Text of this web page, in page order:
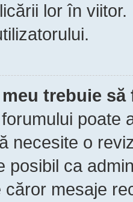
lor în
trebuie
poate
necesite o
posibil ca
căror mesaje